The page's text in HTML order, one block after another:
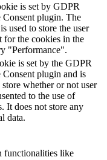
is set by GDPR
Consent plugin. The
used to store the user
for the cookies in the
"Performance".
is set by the GDPR
Consent plugin and is
store whether or not user
to the use of
It does not store any
data.
functionalities like